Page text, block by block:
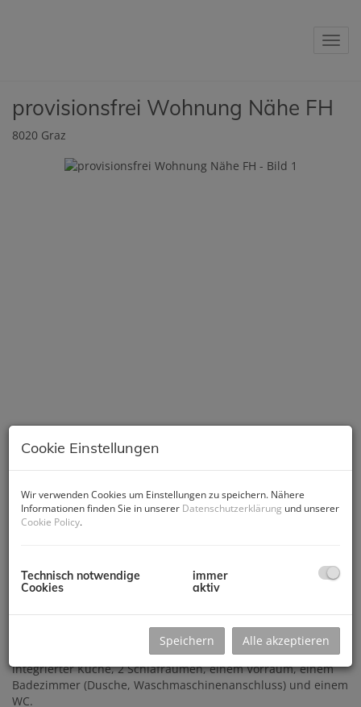
provisionsfrei Wohnung Nähe FH
8020 Graz
3-Zimmer-Wohnung, Alte Poststraße
ca. 52,27 m2, Lift, Kellerabteil
Die Wohnung liegt im ersten Obergeschoß eines
Mehrparteienhauses. Sie besteht aus einem Wohnzimmer mit
integrierter Küche, 2 Schlafräumen, einem Vorraum, einem
Badezimmer (Dusche, Waschmaschinenanschluss) und einem
WC.
Cookie Einstellungen
Wir verwenden Cookies um Einstellungen zu speichern. Nähere
Informationen finden Sie in unserer Datenschutzerklärung und unserer
Cookie Policy.
Technisch notwendige
Cookies
immer
aktiv
Speichern Alle akzeptieren